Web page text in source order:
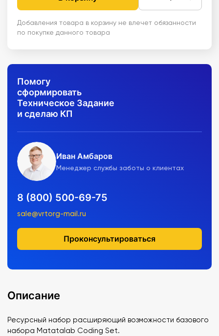
Добавления товара в корзину не влечет обязанности
по покупке данного товара
Помогу
сформировать
Техническое Задание
и сделаю КП
Иван Амбаров
Менеджер службы заботы о клиентах
8 (800) 500-69-75
sale@vrtorg-mail.ru
Проконсультироваться
Описание
Ресурсный набор расширяющий возможности базового
набора Matatalab Coding Set.